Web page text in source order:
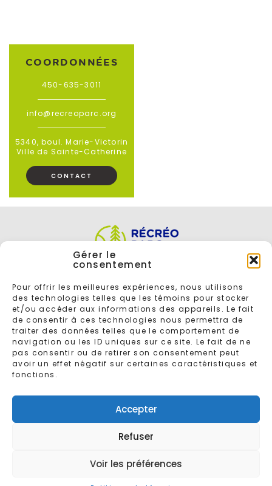
Gérer le
consentement
Pour offrir les meilleures expériences, nous utilisons
des technologies telles que les témoins pour stocker
et/ou accéder aux informations des appareils. Le fait
de consentir à ces technologies nous permettra de
traiter des données telles que le comportement de
navigation ou les ID uniques sur ce site. Le fait de ne
pas consentir ou de retirer son consentement peut
avoir un effet négatif sur certaines caractéristiques et
fonctions.
Accepter
Refuser
Voir les préférences
COORDONNÉES
450-635-3011
info@recreoparc.org
5340, boul. Marie-Victorin
Ville de Sainte-Catherine
CONTACT
ENTREZ VOTRE COURRIEL POUR VOUS INSCRIRE À L'INFOLETTRE
© 2026 - Tous droits réservésRécréoparc